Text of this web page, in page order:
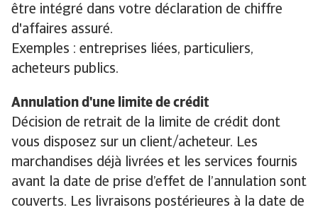
être intégré dans votre déclaration de chiffre
d'affaires assuré.
Exemples : entreprises liées, particuliers,
acheteurs publics.
Annulation d'une limite de crédit
Décision de retrait de la limite de crédit dont
vous disposez sur un client/acheteur. Les
marchandises déjà livrées et les services fournis
avant la date de prise d’effet de l’annulation sont
couverts. Les livraisons postérieures à la date de